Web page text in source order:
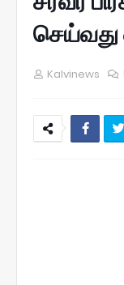
செய்வது
Kalvinews